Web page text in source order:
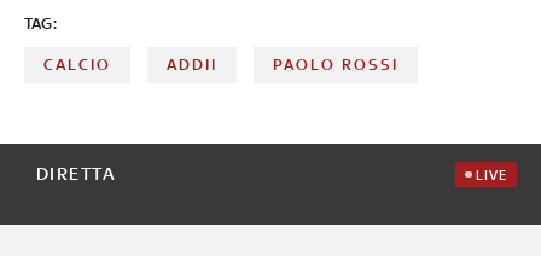
TAG:
CALCIO ADDII PAOLO ROSSI
DIRETTA LIVE